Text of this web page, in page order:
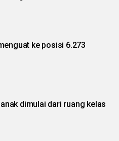
ke posisi 6.273
dimulai dari ruang kelas